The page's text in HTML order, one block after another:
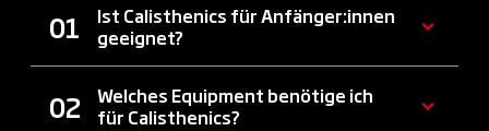
Ist Calisthenics für Anfänger:innen
geeignet?
Welches Equipment benötige ich
für Calisthenics?